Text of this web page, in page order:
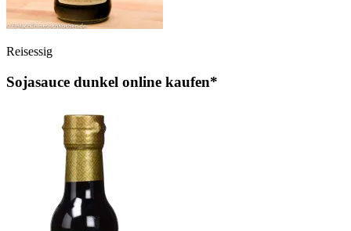
Reisessig
Sojasauce dunkel online kaufen*